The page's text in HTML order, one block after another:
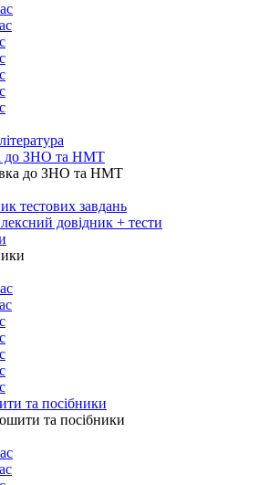
до ЗНО та НМТ
до ЗНО та НМТ
тестових завдань
довідник + тести
та посібники
та посібники